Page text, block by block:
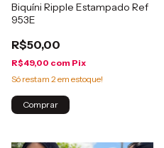
Biquíni Ripple Estampado Ref
953E
R$50,00
R$49,00 com Pix
Só restam 2em estoque!
Comprar